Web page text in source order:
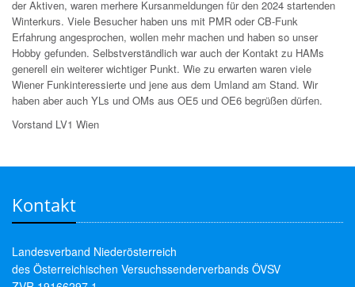
der Aktiven, waren merhere Kursanmeldungen für den 2024 startenden
Winterkurs. Viele Besucher haben uns mit PMR oder CB-Funk
Erfahrung angesprochen, wollen mehr machen und haben so unser
Hobby gefunden. Selbstverständlich war auch der Kontakt zu HAMs
generell ein weiterer wichtiger Punkt. Wie zu erwarten waren viele
Wiener Funkinteressierte und jene aus dem Umland am Stand. Wir
haben aber auch YLs und OMs aus OE5 und OE6 begrüßen dürfen.
Vorstand LV1 Wien
Kontakt
Landesverband Niederösterreich
des Österreichischen Versuchssenderverbands ÖVSV